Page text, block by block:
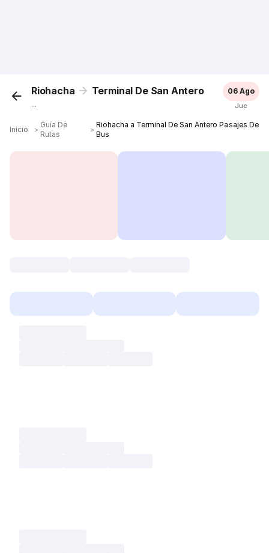
Riohacha Terminal De San Antero
...
06 Ago
Jue
Inicio ＞
Guía De
Rutas
＞
Riohacha a Terminal De San Antero Pasajes De
Bus